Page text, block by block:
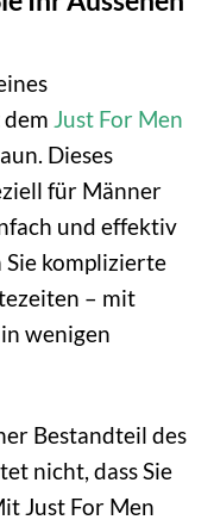
Just For Men
Dieses
für Männer
und effektiv
Sie komplizierte
– mit
wenigen
Bestandteil des
nicht, dass Sie
Just For Men